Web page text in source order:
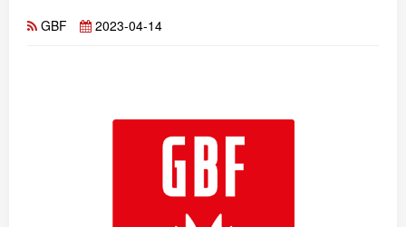
GBF 2023-04-14